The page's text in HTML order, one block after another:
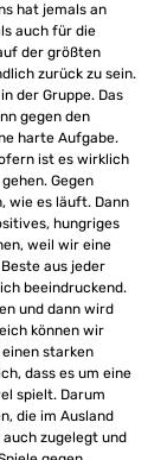
hat jemals an
auch für die
der größten
zurück zu sein.
der Gruppe. Das
gegen den
harte Aufgabe.
ist es wirklich
Gegen
wie es läuft. Dann
hungriges
weil wir eine
aus jeder
beeindruckend.
und dann wird
können wir
starken
dass es um eine
spielt. Darum
die im Ausland
zugelegt und